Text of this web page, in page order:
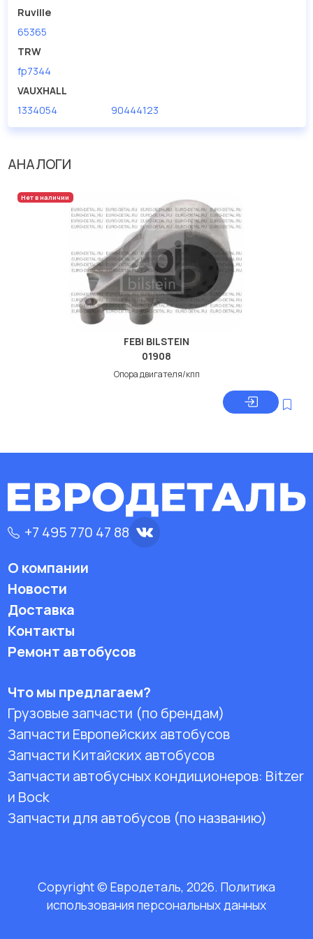
Ruville
65365
TRW
fp7344
VAUXHALL
1334054
90444123
АНАЛОГИ
Нет в наличии
FEBI BILSTEIN
01908
Опора двигателя/кпп
+7 495 770 47 88
О компании
Новости
Доставка
Контакты
Ремонт автобусов
Что мы предлагаем?
Грузовые запчасти (по брендам)
Запчасти Европейских автобусов
Запчасти Китайских автобусов
Запчасти автобусных кондиционеров: Bitzer
и Bock
Запчасти для автобусов (по названию)
Copyright © Евродеталь, 2026. Политика
использования персональных данных